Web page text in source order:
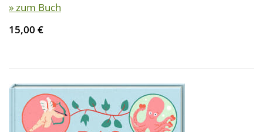
» zum Buch
15,00 €